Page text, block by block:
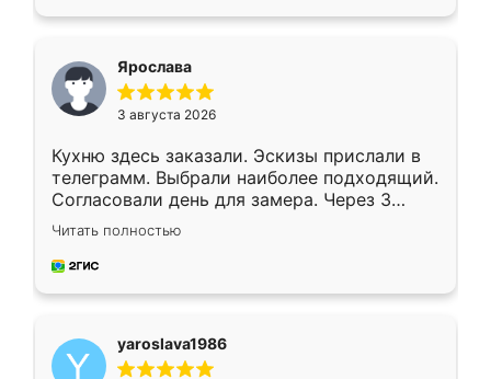
Ярослава
3 августа 2026
Кухню здесь заказали. Эскизы прислали в
телеграмм. Выбрали наиболее подходящий.
Согласовали день для замера. Через 3
недели кухня была уже готова. Остались
довольны работой. Спасибо Ренессанс
мебель за качественную работу!
Читать полностью
yaroslava1986